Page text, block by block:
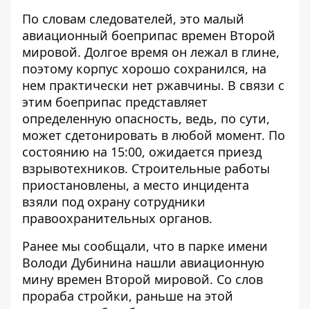
По словам следователей, это малый
авиационный боеприпас времен Второй
мировой. Долгое время он лежал в глине,
поэтому корпус хорошо сохранился, на
нем практически нет ржавчины. В связи с
этим боеприпас представляет
определенную опасность, ведь, по сути,
может сдетонировать в любой момент. По
состоянию на 15:00, ожидается приезд
взрывотехников. Строительные работы
приостановлены, а место инцидента
взяли под охрану сотрудники
правоохранительных органов.
Ранее мы сообщали, что в парке имени
Володи Дубинина нашли авиационную
мину времен Второй мировой. Со слов
прораба стройки, раньше на этой